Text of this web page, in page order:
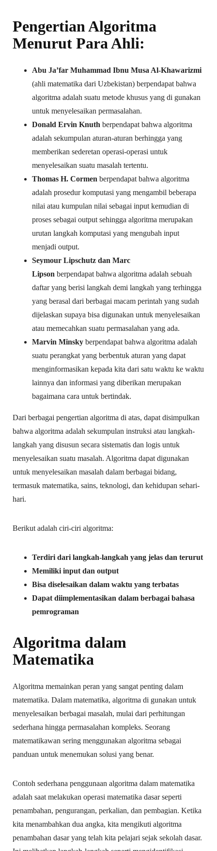
Pengertian Algoritma
Menurut Para Ahli:
Abu Ja’far Muhammad Ibnu Musa Al-Khawarizmi
(ahli matematika dari Uzbekistan) berpendapat bahwa
algoritma adalah suatu metode khusus yang di gunakan
untuk menyelesaikan permasalahan.
Donald Ervin Knuth berpendapat bahwaalgoritma
adalah sekumpulan aturan-aturan berhingga yang
memberikan sederetan operasi-operasi untuk
menyelesaikan suatu masalah tertentu.
Thomas H. Cormen berpendapat bahwaalgoritma
adalah prosedur komputasi yang mengambil beberapa
nilai atau kumpulan nilai sebagai input kemudian di
proses sebagai output sehingga algoritma merupakan
urutan langkah komputasi yang mengubah input
menjadi output.
Seymour Lipschutz dan Marc
Lipson berpendapatbahwa algoritma adalah sebuah
daftar yang berisi langkah demi langkah yang terhingga
yang berasal dari berbagai macam perintah yang sudah
dijelaskan supaya bisa digunakan untuk menyelesaikan
atau memecahkan suatu permasalahan yang ada.
Marvin Minsky berpendapat bahwa algoritma adalah
suatu perangkat yang berbentuk aturan yang dapat
menginformasikan kepada kita dari satu waktu ke waktu
lainnya dan informasi yang diberikan merupakan
bagaimana cara untuk bertindak.
Dari berbagai pengertian algoritma di atas, dapat disimpulkan
bahwa algoritma adalah sekumpulan instruksi atau langkah-
langkah yang disusun secara sistematis dan logis untuk
menyelesaikan suatu masalah. Algoritma dapat digunakan
untuk menyelesaikan masalah dalam berbagai bidang,
termasuk matematika, sains, teknologi, dan kehidupan sehari-
hari.
Berikut adalah ciri-ciri algoritma:
Terdiri dari langkah-langkah yang jelas dan terurut
Memiliki input dan output
Bisa diselesaikan dalam waktu yang terbatas
Dapat diimplementasikan dalam berbagai bahasa
pemrograman
Algoritma dalam
Matematika
Algoritma memainkan peran yang sangat penting dalam
matematika. Dalam matematika, algoritma di gunakan untuk
menyelesaikan berbagai masalah, mulai dari perhitungan
sederhana hingga permasalahan kompleks. Seorang
matematikawan sering menggunakan algoritma sebagai
panduan untuk menemukan solusi yang benar.
Contoh sederhana penggunaan algoritma dalam matematika
adalah saat melakukan operasi matematika dasar seperti
penambahan, pengurangan, perkalian, dan pembagian. Ketika
kita menambahkan dua angka, kita mengikuti algoritma
penambahan dasar yang telah kita pelajari sejak sekolah dasar.